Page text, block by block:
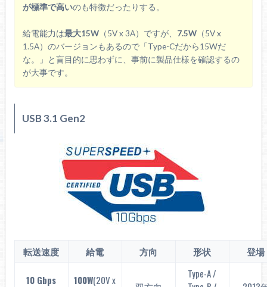
が標準で高いのも特徴だったりする。
給電能力は最大15W （5V x 3A）ですが、 7.5W （5V x
1.5A）のバージョンもあるので「Type-Cだから15Wだ
な。」と盲目的に思わずに、事前に製品仕様を確認するの
が大事です。
USB 3.1 Gen2
転送速度 給電 方向 形状 登場
10 Gbps
100W(20V x
Type-A /